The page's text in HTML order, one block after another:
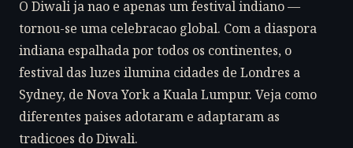
O Diwali ja nao e apenas um festival indiano —
tornou-se uma celebracao global. Com a diaspora
indiana espalhada por todos os continentes, o
festival das luzes ilumina cidades de Londres a
Sydney, de Nova York a Kuala Lumpur. Veja como
diferentes paises adotaram e adaptaram as
tradicoes do Diwali.